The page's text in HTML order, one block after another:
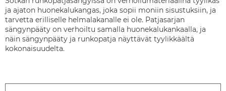
ja ajaton huonekalukangas, joka sopii moniin sisustuksiin, ja
tarvetta erilliselle helmalakanalle ei ole. Patjasarjan
sängynpääty on verhoiltu samalla huonekalukankaalla, ja
näin sängynpääty ja runkopatja näyttävät tyylikkäältä
kokonaisuudelta.